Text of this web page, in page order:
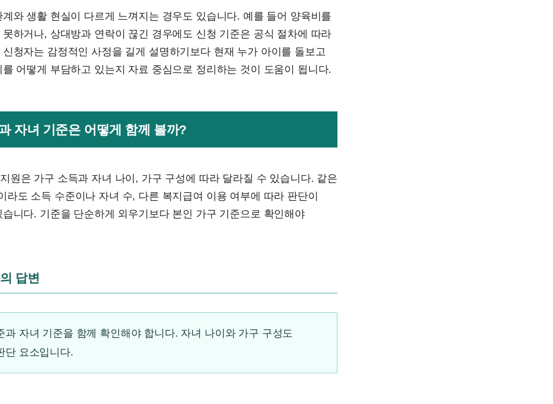
계와 생활 현실이 다르게 느껴지는 경우도 있습니다. 예를 들어 양육비를
하거나, 상대방과 연락이 끊긴 경우에도 신청 기준은 공식 절차에 따라
신청자는 감정적인 사정을 길게 설명하기보다 현재 누가 아이를 돌보고
를 어떻게 부담하고 있는지 자료 중심으로 정리하는 것이 도움이 됩니다.
자녀 기준은 어떻게 함께 볼까?
원은 가구 소득과 자녀 나이, 가구 구성에 따라 달라질 수 있습니다. 같은
라도 소득 수준이나 자녀 수, 다른 복지급여 이용 여부에 따라 판단이
습니다. 기준을 단순하게 외우기보다 본인 가구 기준으로 확인해야
답변
과 자녀 기준을 함께 확인해야 합니다. 자녀 나이와 가구 구성도
단 요소입니다.